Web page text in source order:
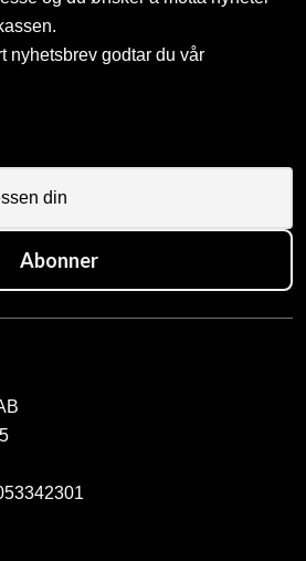
nyhetsbrev godtar du vår
Abonner